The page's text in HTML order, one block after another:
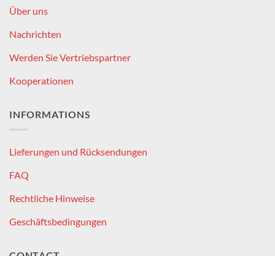
Über uns
Nachrichten
Werden Sie Vertriebspartner
Kooperationen
INFORMATIONS
Lieferungen und Rücksendungen
FAQ
Rechtliche Hinweise
Geschäftsbedingungen